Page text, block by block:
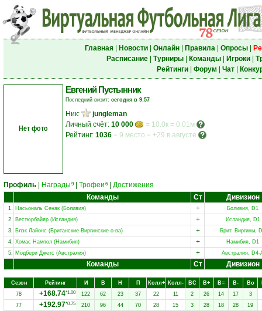
Главная| Новости| Онлайн| Правила| Опросы|
Расписание| Турниры| Команды| Игроки|
Рейтинги| Форум Чат|
Нет фото
Евгений Пустынник
Последний визит: сегодня в 9:57
Ник:
jungleman
Личный счёт: 10 000
= 10.0к = 0.01м
Рейтинг: 1036 = 9 место = +29 в августе
Профиль Награды 9 Трофеи 6
Достижения
Команды
Ст Дивизион
1. Насьональ Сенак (Боливия) +
Боливия, D1
2. Вестюрбайяр (Исландия) +
Исландия, D1
3. Блэк Лайонс (Британские Виргинские о-ва) +
Брит. Виргины,
4. Хомас Нампол (Намибия) +
Намибия, D1
5. Модбери Джетс (Австралия) + Австралия, D4-
Команды Ст Дивизион
Сезон Рейтинг И В Н П Колл+ Колл- ВC В+ В= В- Вo
78
+168.74*1.00 122 62 23 37 22 11 2 26 14 17
3
77
+192.97*0.75 210 96 44 70 28 15 3 28 18 28
19